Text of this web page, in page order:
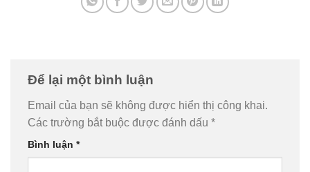
Để lại một bình luận
Email của bạn sẽ không được hiển thị công khai.
Các trường bắt buộc được đánh dấu *
Bình luận *